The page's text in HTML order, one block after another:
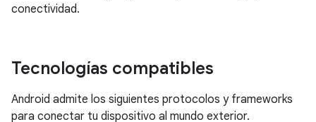
conectividad.
Tecnologías compatibles
Android admite los siguientes protocolos y frameworks
para conectar tu dispositivo al mundo exterior.